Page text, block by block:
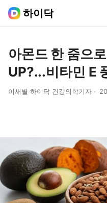
하이닥
아몬드 한 줌으
UP?...비타민 E
이새별 하이닥 건강의학기자